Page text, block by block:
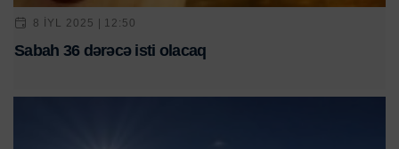
8 IYL 2025 | 12:50
Sabah 36 dərəcə isti olacaq